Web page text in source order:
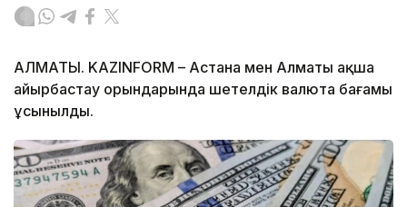
АЛМАТЫ. KAZINFORM – Астана мен Алматы ақша
айырбастау орындарында шетелдік валюта бағамы
ұсынылды.